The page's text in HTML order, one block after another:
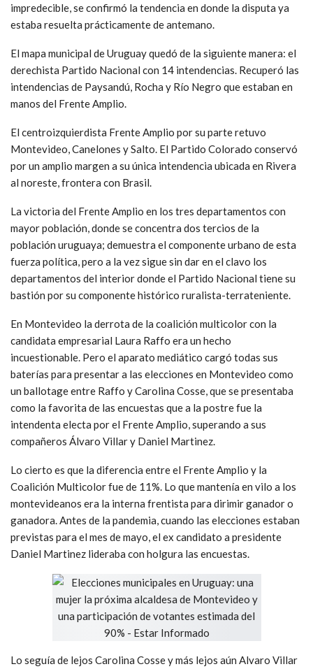
impredecible, se confirmó la tendencia en donde la disputa ya
estaba resuelta prácticamente de antemano.
El mapa municipal de Uruguay quedó de la siguiente manera: el
derechista Partido Nacional con 14 intendencias. Recuperó las
intendencias de Paysandú, Rocha y Río Negro que estaban en
manos del Frente Amplio.
El centroizquierdista Frente Amplio por su parte retuvo
Montevideo, Canelones y Salto. El Partido Colorado conservó
por un amplio margen a su única intendencia ubicada en Rivera
al noreste, frontera con Brasil.
La victoria del Frente Amplio en los tres departamentos con
mayor población, donde se concentra dos tercios de la
población uruguaya; demuestra el componente urbano de esta
fuerza política, pero a la vez sigue sin dar en el clavo los
departamentos del interior donde el Partido Nacional tiene su
bastión por su componente histórico ruralista-terrateniente.
En Montevideo la derrota de la coalición multicolor con la
candidata empresarial Laura Raffo era un hecho
incuestionable. Pero el aparato mediático cargó todas sus
baterías para presentar a las elecciones en Montevideo como
un ballotage entre Raffo y Carolina Cosse, que se presentaba
como la favorita de las encuestas que a la postre fue la
intendenta electa por el Frente Amplio, superando a sus
compañeros Álvaro Villar y Daniel Martinez.
Lo cierto es que la diferencia entre el Frente Amplio y la
Coalición Multicolor fue de 11%. Lo que mantenía en vilo a los
montevideanos era la interna frentista para dirimir ganador o
ganadora. Antes de la pandemia, cuando las elecciones estaban
previstas para el mes de mayo, el ex candidato a presidente
Daniel Martinez lideraba con holgura las encuestas.
Lo seguía de lejos Carolina Cosse y más lejos aún Alvaro Villar